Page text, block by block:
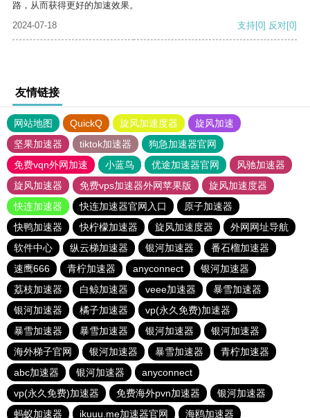
路，从而获得更好的加速效果。
2024-07-18
支持[0] 反对[0]
友情链接
网站地图 QuickQ 旋风加速度器
旋风加速
坚果加速器
tiktok加速器
狗急加速器官网
免费vqn外网加速
小蓝鸟 优途加速器官网
风驰加速器
旋风加速器
免费vps加速器外网苹果版
旋风加速度器
快连加速器
快连加速器官网入口
原子加速器
快鸭加速器
快柠檬加速器 旋风加速度器
外网网址导航
软件中心
纵云梯加速器 银河加速器
番石榴加速器
速鹰666
青柠加速器 anyconnect
银河加速器
荔枝加速器
白鲸加速器 veee加速器
暴雪加速器
银河加速器
橘子加速器
vp(永久免费)加速器
暴雪加速器
暴雪加速器 银河加速器
银河加速器
海外梯子官网
银河加速器 暴雪加速器
青柠加速器
abc加速器
银河加速器
anyconnect
vp(永久免费)加速器
免费海外pvn加速器
银河加速器
蚂蚁加速器
ikuuu.me加速器官网 海鸥加速器